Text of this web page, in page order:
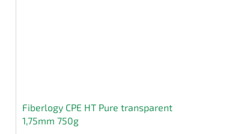
Fiberlogy CPE HT Pure transparent
1,75mm 750g